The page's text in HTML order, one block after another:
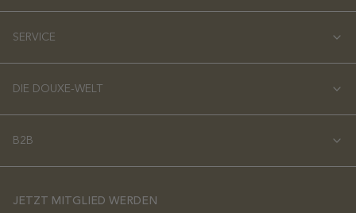
SERVICE
DIE DOUXE-WELT
B2B
JETZT MITGLIED WERDEN